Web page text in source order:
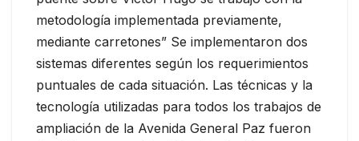
metodología implementada previamente,
mediante carretones” Se implementaron dos
sistemas diferentes según los requerimientos
puntuales de cada situación. Las técnicas y la
tecnología utilizadas para todos los trabajos de
ampliación de la Avenida General Paz fueron